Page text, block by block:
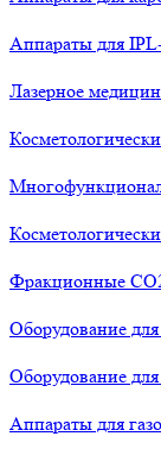
Аппараты для
Лазерное
Фракционные
Оборудование
Оборудование
Аппараты для